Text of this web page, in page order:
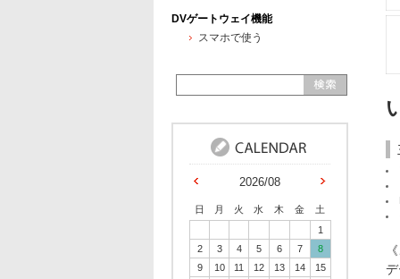
デ
DVゲートウェイ機能
スマホで使う
2026/08
日 月 火 水 木 金
土
1
2
3 4 5 6 7
8
9
10 11 12 13 14
15